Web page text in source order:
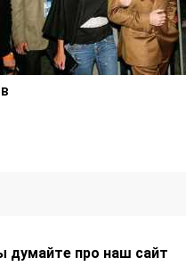
думайте про наш сайт